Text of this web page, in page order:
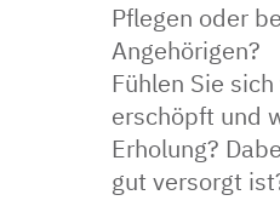
Pflegen oder
Angehörigen?
Fühlen Sie
erschöpft und
Erholung?
gut versorgt